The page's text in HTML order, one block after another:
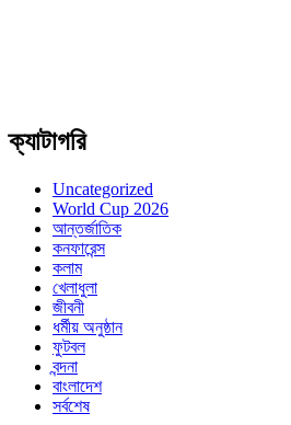
ক্যাটাগরি
Uncategorized
World Cup 2026
আন্তর্জাতিক
কনফারেন্স
কলাম
খেলাধুলা
জীবনী
ধর্মীয় অনুষ্ঠান
ফুটবল
বন্দনা
বাংলাদেশ
সর্বশেষ